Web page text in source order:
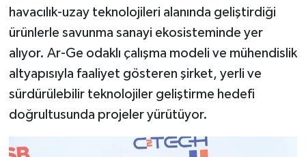
havacılık-uzay teknolojileri alanında geliştirdiği
ürünlerle savunma sanayi ekosisteminde yer
alıyor. Ar-Ge odaklı çalışma modeli ve mühendislik
altyapısıyla faaliyet gösteren şirket, yerli ve
sürdürülebilir teknolojiler geliştirme hedefi
doğrultusunda projeler yürütüyor.